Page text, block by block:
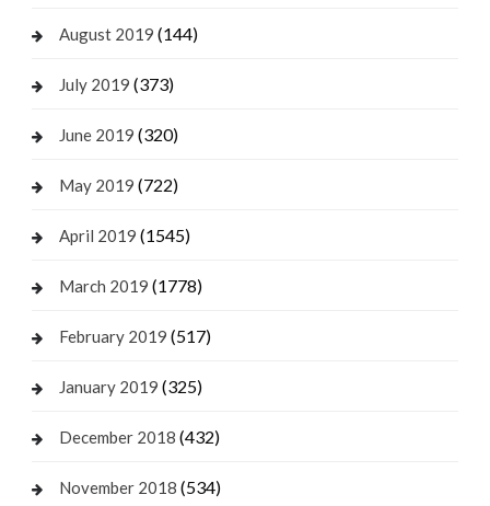
August 2019 (144)
July 2019 (373)
June 2019 (320)
May 2019 (722)
April 2019 (1545)
March 2019 (1778)
February 2019 (517)
January 2019 (325)
December 2018 (432)
November 2018 (534)